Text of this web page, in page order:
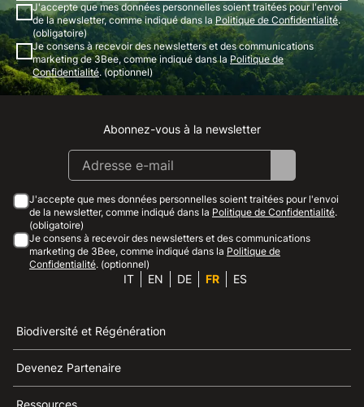
J'accepte que mes données personnelles soient traitées pour l'envoi
de la newsletter, comme indiqué dans la Politique de Confidentialité.
(obligatoire)
Je consens à recevoir des newsletters et des communications
marketing de 3Bee, comme indiqué dans la Politique de
Confidentialité. (optionnel)
Instagram
Facebook
Linkedin
Youtube
Abonnez-vous à la newsletter
J'accepte que mes données personnelles soient traitées pour l'envoi
de la newsletter, comme indiqué dans la Politique de Confidentialité.
(obligatoire)
Je consens à recevoir des newsletters et des communications
marketing de 3Bee, comme indiqué dans la Politique de
Confidentialité. (optionnel)
IT EN DE FR ES
Biodiversité et Régénération
Devenez Partenaire
Ressources